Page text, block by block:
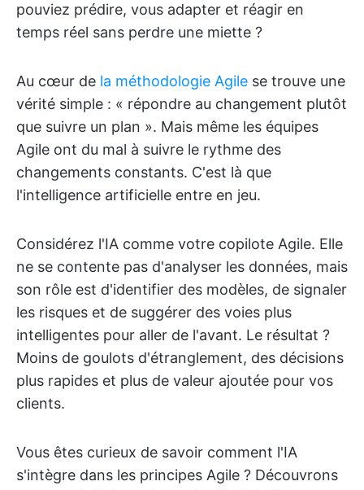
pouviez prédire, vous adapter et réagir en
temps réel sans perdre une miette ?
Au cœur de la méthodologie Agile se trouve une
vérité simple : « répondre au changement plutôt
que suivre un plan ». Mais même les équipes
Agile ont du mal à suivre le rythme des
changements constants. C'est là que
l'intelligence artificielle entre en jeu.
Considérez l'IA comme votre copilote Agile. Elle
ne se contente pas d'analyser les données, mais
son rôle est d'identifier des modèles, de signaler
les risques et de suggérer des voies plus
intelligentes pour aller de l'avant. Le résultat ?
Moins de goulots d'étranglement, des décisions
plus rapides et plus de valeur ajoutée pour vos
clients.
Vous êtes curieux de savoir comment l'IA
s'intègre dans les principes Agile ? Découvrons